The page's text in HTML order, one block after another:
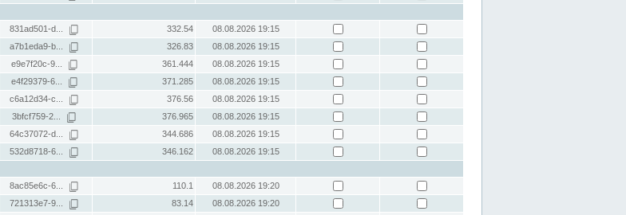
831ad501-d... 332.54
08.08.2026 19:15
a7b1eda9-b... 326.83
08.08.2026 19:15
e9e7f20c-9... 361.444
08.08.2026 19:15
e4f29379-6... 371.285
08.08.2026 19:15
c6a12d34-c... 376.56
08.08.2026 19:15
3bfcf759-2... 376.965
08.08.2026 19:15
64c37072-d... 344.686
08.08.2026 19:15
532d8718-6... 346.162
08.08.2026 19:15
8ac85e6c-6... 110.1
08.08.2026 19:20
721313e7-9... 83.14
08.08.2026 19:20